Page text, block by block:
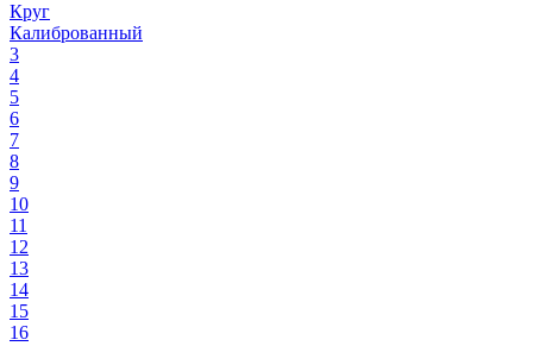
Круг
Калиброванный
3
4
5
6
7
8
9
10
11
12
13
14
15
16